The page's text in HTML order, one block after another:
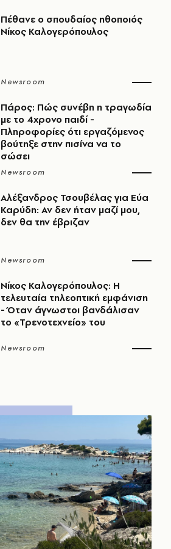
Πέθανε ο σπουδαίος ηθοποιός
Νίκος Καλογερόπουλος
Newsroom
Πάρος: Πώς συνέβη η τραγωδία
με το 4χρονο παιδί -
Πληροφορίες ότι εργαζόμενος
βούτηξε στην πισίνα να το
σώσει
Newsroom
Αλέξανδρος Τσουβέλας για Εύα
Καρύδη: Αν δεν ήταν μαζί μου,
δεν θα την έβριζαν
Newsroom
Νίκος Καλογερόπουλος: Η
τελευταία τηλεοπτική εμφάνιση
- Όταν άγνωστοι βανδάλισαν
το «Τρενοτεχνείο» του
Newsroom